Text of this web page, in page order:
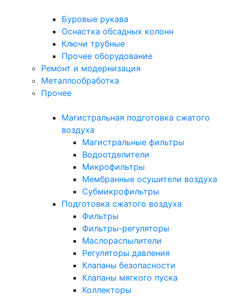
Буровые рукава
Оснастка обсадных колонн
Ключи трубные
Прочее оборудование
Ремонт и модернизация
Металлообработка
Прочее
Магистральная подготовка сжатого
воздуха
Магистральные фильтры
Водоотделители
Микрофильтры
Мембранные осушители воздуха
Субмикрофильтры
Подготовка сжатого воздуха
Фильтры
Фильтры-регуляторы
Маслораспылители
Регуляторы давления
Клапаны безопасности
Клапаны мягкого пуска
Коллекторы